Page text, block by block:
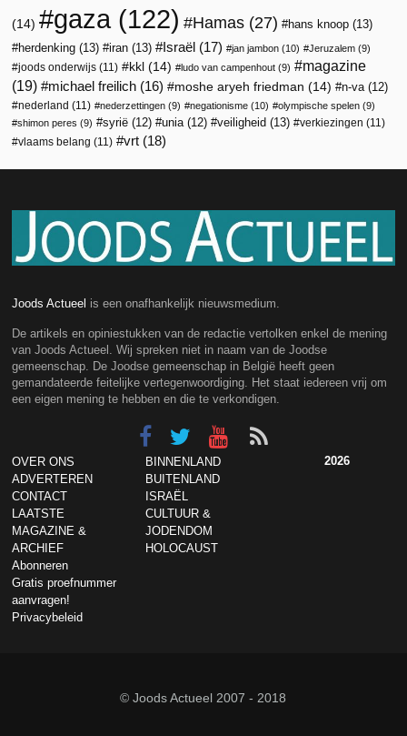
(14) gaza(122) Hamas (27) hans knoop (13)
herdenking (13) iran (13) Israël (17) jan jambon (10) Jeruzalem (9)
joods onderwijs (11) kkl (14) ludo van campenhout (9)
magazine
(19)
michael freilich (16) moshe aryeh friedman (14) n-va(12)
nederland (11) nederzettingen (9) negationisme (10) olympische spelen (9)
shimon peres (9) syrië (12) unia(12) veiligheid (13) verkiezingen (11)
vlaams belang (11) vrt (18)
Joods Actueel is een onafhankelijk nieuwsmedium.
De artikels en opiniestukken van de redactie vertolken enkel de mening
van Joods Actueel. Wij spreken niet in naam van de Joodse
gemeenschap. De Joodse gemeenschap in België heeft geen
gemandateerde feitelijke vertegenwoordiging. Het staat iedereen vrij om
een eigen mening te hebben en die te verkondigen.
OVER ONS
ADVERTEREN
CONTACT
LAATSTE
MAGAZINE &
ARCHIEF
Abonneren
Gratis proefnummer
aanvragen!
Privacybeleid
BINNENLAND
BUITENLAND
ISRAËL
CULTUUR &
JODENDOM
HOLOCAUST
2026
© Joods Actueel 2007 - 2018